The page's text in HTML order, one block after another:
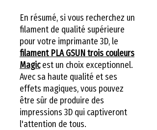
En résumé, si vous recherchez un
filament de qualité supérieure
pour votre imprimante 3D, le
filament PLA GSUN trois couleurs
Magicest un choix exceptionnel.
Avec sa haute qualité et ses
effets magiques, vous pouvez
être sûr de produire des
impressions 3D qui captiveront
l'attention de tous.